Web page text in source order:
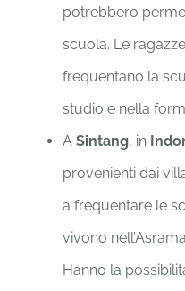
potrebbero
scuola. Le
frequentano la
studio e nella
A Sintang, in
provenienti dai
a frequentare le
vivono
Hanno la